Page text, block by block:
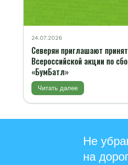
24.07.2026
Северян приглашают
Всероссийской акции по
«БумБатл»
Читать далее
Не
на